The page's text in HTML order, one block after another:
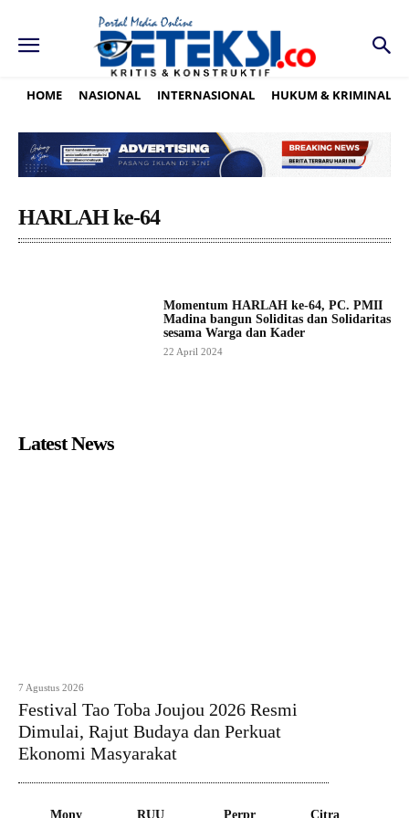
HOME NASIONAL INTERNASIONAL HUKUM & KRIMINAL
HARLAH ke-64
Momentum HARLAH ke-64, PC. PMII
Madina bangun Soliditas dan Solidaritas
sesama Warga dan Kader
22 April 2024
Latest News
7 Agustus 2026
Festival Tao Toba Joujou 2026 Resmi
Dimulai, Rajut Budaya dan Perkuat
Ekonomi Masyarakat
Mony
RUU
Perpr
Citra